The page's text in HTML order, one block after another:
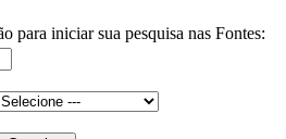
para iniciar sua pesquisa nas Fontes: